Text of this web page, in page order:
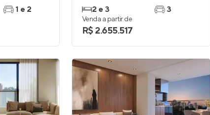
1 e 2
2 e 3
3
Venda a partir de
R$ 2.655.517